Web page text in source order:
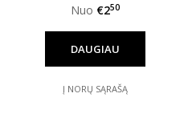
Nuo €250
DAUGIAU
Į NORŲ SĄRAŠĄ